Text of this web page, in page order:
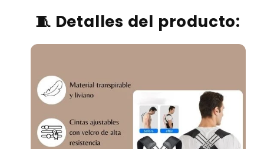
🧵 Detalles del producto: